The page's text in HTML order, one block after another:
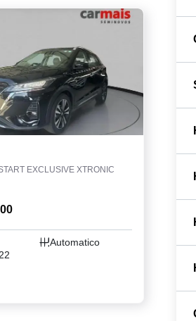
EXCLUSIVE XTRONIC
Automatico